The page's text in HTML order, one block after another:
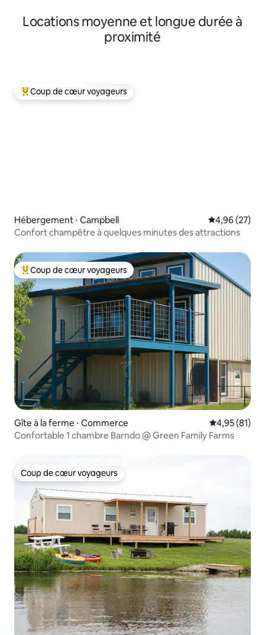
Locations moyenne et longue durée à
proximité
Coups de cœur voyageurs les plus appréciés
Coup de cœur voyageurs
Hébergement ⋅ Campbell Évaluation
4,96 (27)
Confort champêtre à quelques minutes des attractions
Coups de cœur voyageurs les plus appréciés
Coup de cœur voyageurs
Gîte à la ferme ⋅ Commerce Évaluation
4,95 (81)
Confortable 1 chambre Barndo @ Green Family Farms
Coup de cœur voyageurs
Coup de cœur voyageurs